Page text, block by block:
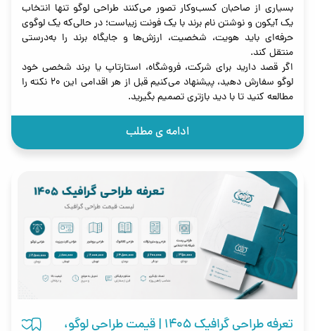
بسیاری از صاحبان کسب‌وکار تصور می‌کنند طراحی لوگو تنها انتخاب
یک آیکون و نوشتن نام برند با یک فونت زیباست؛ در حالی‌که یک لوگوی
حرفه‌ای باید هویت، شخصیت، ارزش‌ها و جایگاه برند را به‌درستی
منتقل کند.
اگر قصد دارید برای شرکت، فروشگاه، استارتاپ یا برند شخصی خود
لوگو سفارش دهید، پیشنهاد می‌کنیم قبل از هر اقدامی این ۲۰ نکته را
مطالعه کنید تا با دید بازتری تصمیم بگیرید.
ادامه ی مطلب
تعرفه طراحی گرافیک ۱۴۰۵ | قیمت طراحی لوگو،